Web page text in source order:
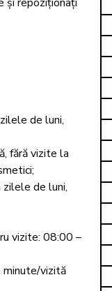
de luni,
fără vizite la
de luni,
vizite: 08:00 –
minute/vizită